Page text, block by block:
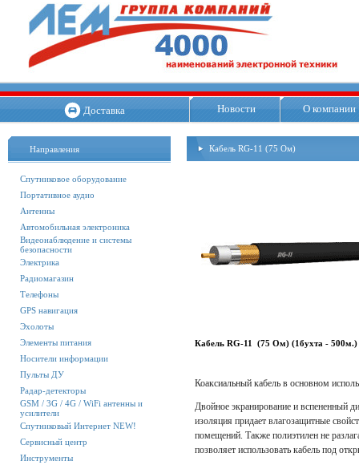
Доставка Новости О компании
Направления
Спутниковое оборудование
Портативное аудио
Антенны
Автомобильная электроника
Видеонаблюдение и системы
безопасности
Электрика
Радиомагазин
Телефоны
GPS навигация
Эхолоты
Элементы питания
Носители информации
Пульты ДУ
Радар-детекторы
GSM / 3G / 4G / WiFi антенны и
усилители
Спутниковый Интернет NEW!
Сервисный центр
Инструменты
Кабель RG-11 (75 Ом)
Кабель RG-11 (75 Ом) (1бухта - 500м.)
Коаксиальный кабель в основном
Двойное экранирование и вспененный
изоляция придает влаго­защитные
помещений. Также полиэтилен не
позволяет использовать кабель под